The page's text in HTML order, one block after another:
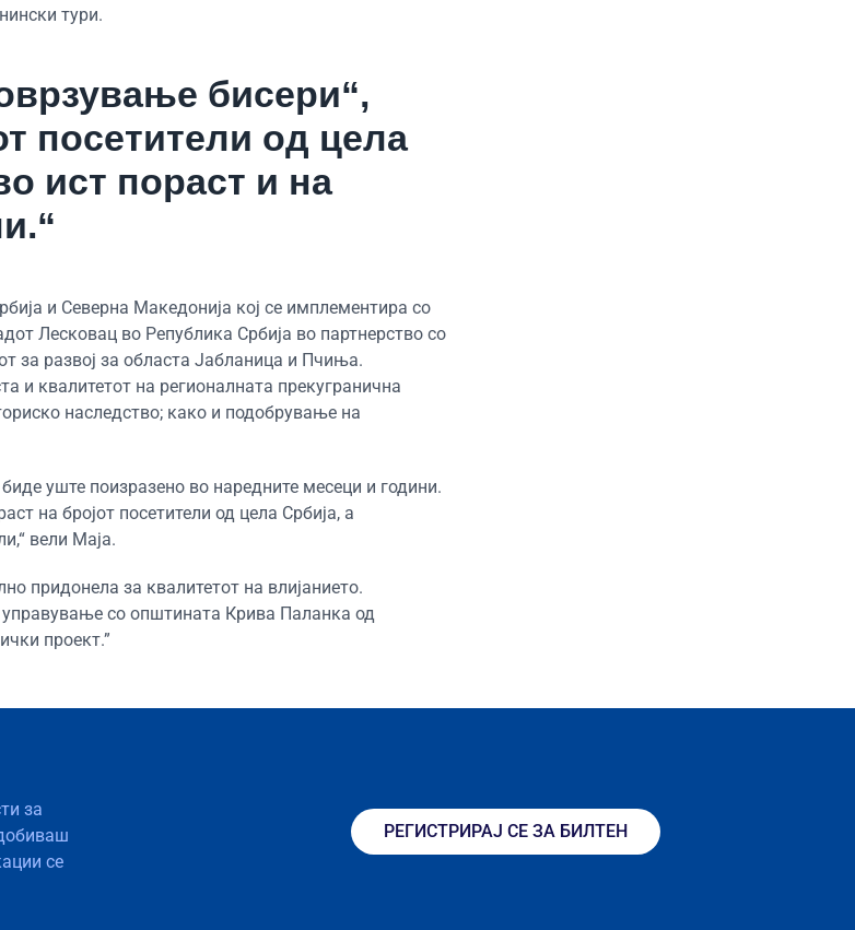
тури.
бисери“,
посетители од цела
ист пораст и на
и Северна Македонија кој се имплементира со
Лесковац во Република Србија во партнерство со
за развој за областа Јабланица и Пчиња.
и квалитетот на регионалната прекугранична
наследство; како и подобрување на
уште поизразено во наредните месеци и години.
на бројот посетители од цела Србија, а
вели Маја.
придонела за квалитетот на влијанието.
со општината Крива Паланка од
проект.”
за
се
РЕГИСТРИРАЈ СЕ ЗА БИЛТЕН